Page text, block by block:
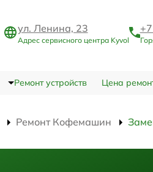
ул. Ленина, 23
Адрес сервисного центра Kyvol
Ремонт устройств Цена
Ремонт Кофемашин